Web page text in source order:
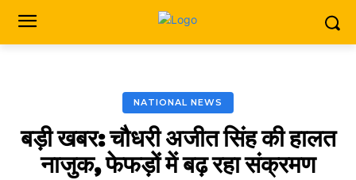
NATIONAL NEWS
बड़ी खबर: चौधरी अजीत सिंह की हालत
नाजुक, फेफड़ों में बढ़ रहा संक्रमण